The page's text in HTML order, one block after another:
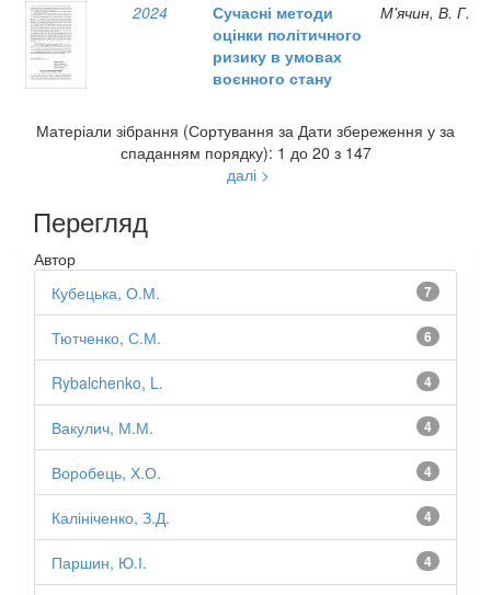
2024
Сучасні методи
оцінки політичного
ризику в умовах
воєнного стану
М'ячин, В. Г.
Матеріали зібрання (Сортування за Дати збереження у за
спаданням порядку): 1 до 20 з 147
далі >
Перегляд
Автор
7
Кубецька, О.М.
6
Тютченко, С.М.
4
Rybalchenko, L.
4
Вакулич, М.М.
4
Воробець, Х.О.
4
Калініченко, З.Д.
4
Паршин, Ю.І.